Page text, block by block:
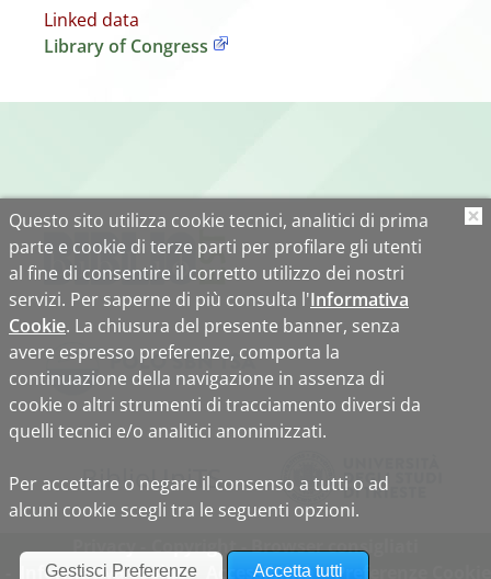
Linked data
Library of Congress
BiblioUniTS
Privacy Copyright
Browser consigliati
Informativa cookie
Accessibilità Preferenze Cookie
Questo sito utilizza cookie tecnici, analitici di prima
parte e cookie di terze parti per profilare gli utenti
al fine di consentire il corretto utilizzo dei nostri
servizi. Per saperne di più consulta l'Informativa
Cookie. La chiusura del presente banner, senza
avere espresso preferenze, comporta la
continuazione della navigazione in assenza di
cookie o altri strumenti di tracciamento diversi da
quelli tecnici e/o analitici anonimizzati.
Per accettare o negare il consenso a tutti o ad
alcuni cookie scegli tra le seguenti opzioni.